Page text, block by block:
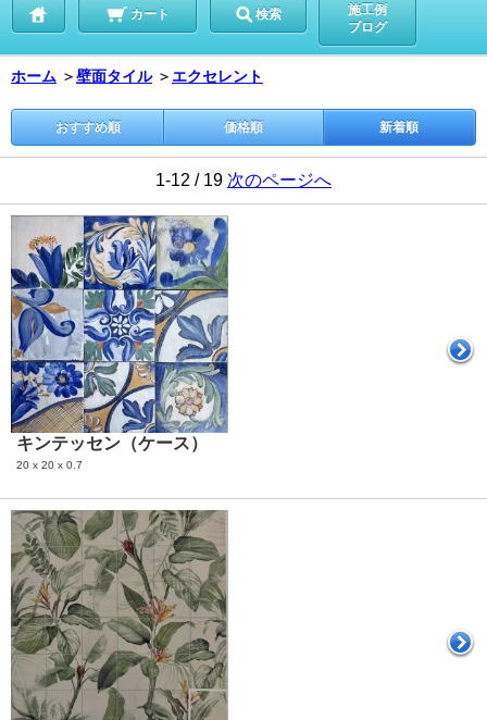
カート 検索
施工例
ブログ
ホーム ＞壁面タイル ＞ エクセレント
おすすめ順 価格順 新着順
1-12 / 19 次のページへ
キンテッセン（ケース）
20 x 20 x 0.7